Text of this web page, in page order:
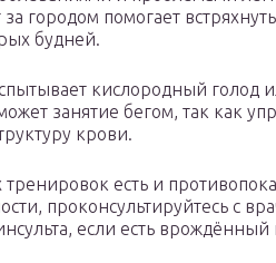
городом помогает
будней.
кислородный голод
занятие бегом, так как
крови.
тренировок есть и
проконсультируйтесь с
если есть